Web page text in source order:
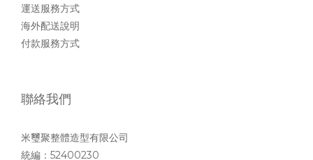
運送服務方式
海外配送說明
付款服務方式
聯絡我們
米璽聚整體造型有限公司
統編：52400230